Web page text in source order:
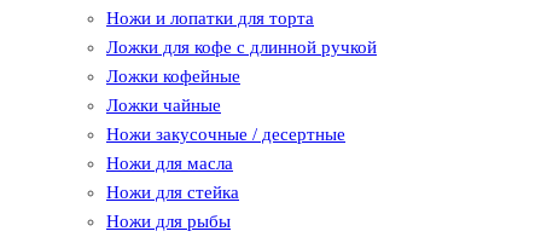
Ножи и лопатки для торта
Ложки для кофе с длинной ручкой
Ложки кофейные
Ложки чайные
Ножи закусочные / десертные
Ножи для масла
Ножи для стейка
Ножи для рыбы